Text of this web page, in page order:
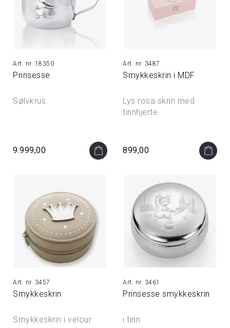
18350
Prinsesse
Sølvkrus.
9.999,00
3487
Smykkeskrin i MDF
Lys rosa skrin med
tinnhjerte.
899,00
3457
Smykkeskrin
Smykkeskrin i velour
3461
Prinsesse smykkeskrin
i tinn